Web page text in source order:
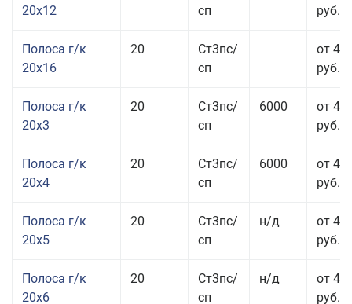
20x12
сп
руб.
Полоса г/к
20x16
20
Ст3пс/
сп
от 48
руб.
Полоса г/к
20x3
20
Ст3пс/
сп
6000
от 47
руб.
Полоса г/к
20x4
20
Ст3пс/
сп
6000
от 44
руб.
Полоса г/к
20x5
20
Ст3пс/
сп
н/д
от 43
руб.
Полоса г/к
20x6
20
Ст3пс/
сп
н/д
от 45
руб.